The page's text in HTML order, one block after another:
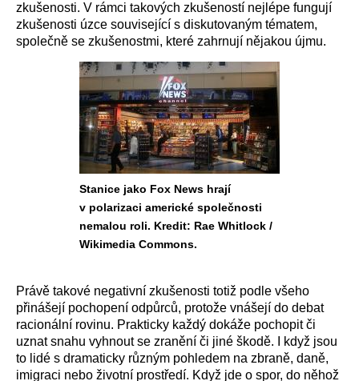
zkušenosti. V rámci takových zkušeností nejlépe fungují
zkušenosti úzce související s diskutovaným tématem,
společně se zkušenostmi, které zahrnují nějakou újmu.
Stanice jako Fox News hrají
v polarizaci americké společnosti
nemalou roli. Kredit: Rae Whitlock /
Wikimedia Commons.
Právě takové negativní zkušenosti totiž podle všeho
přinášejí pochopení odpůrců, protože vnášejí do debat
racionální rovinu. Prakticky každý dokáže pochopit či
uznat snahu vyhnout se zranění či jiné škodě. I když jsou
to lidé s dramaticky různým pohledem na zbraně, daně,
imigraci nebo životní prostředí. Když jde o spor, do něhož